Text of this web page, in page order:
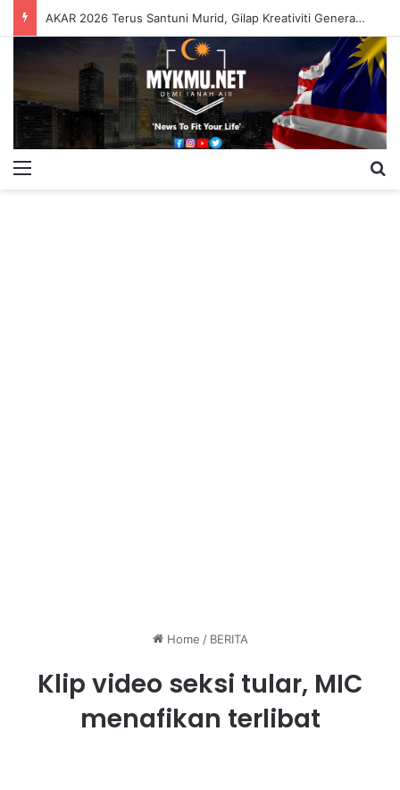
AKAR 2026 Terus Santuni Murid, Gilap Kreativiti Generasi Muda
Home / BERITA
Klip video seksi tular, MIC
menafikan terlibat